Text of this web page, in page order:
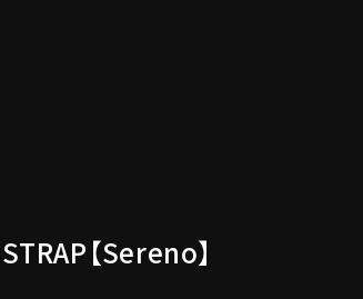
【Sereno】